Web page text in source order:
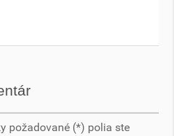
požadované (*) polia ste